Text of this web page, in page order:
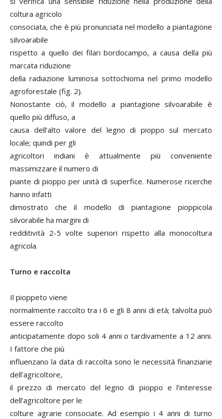
coltura agricolo
consociata, che è più pronunciata nel modello a piantagione
silvoarabile
rispetto a quello dei filari bordocampo, a causa della più
marcata riduzione
della radiazione luminosa sottochioma nel primo modello
agroforestale (fig. 2).
Nonostante ciò, il modello a piantagione silvoarabile è
quello più diffuso, a
causa dell’alto valore del legno di pioppo sul mercato
locale; quindi per gli
agricoltori indiani è attualmente più conveniente
massimizzare il numero di
piante di pioppo per unità di superfice. Numerose ricerche
hanno infatti
dimostrato che il modello di piantagione pioppicola
silvorabile ha margini di
redditività 2-5 volte superiori rispetto alla monocoltura
agricola.
Turno e raccolta
Il pioppeto viene
normalmente raccolto tra i 6 e gli 8 anni di età; talvolta può
essere raccolto
anticipatamente dopo soli 4 anni o tardivamente a 12 anni.
I fattore che più
influenzano la data di raccolta sono le necessità finanziarie
dell’agricoltore,
il prezzo di mercato del legno di pioppo e l’interesse
dell’agricoltore per le
colture agrarie consociate. Ad esempio i 4 anni di turno